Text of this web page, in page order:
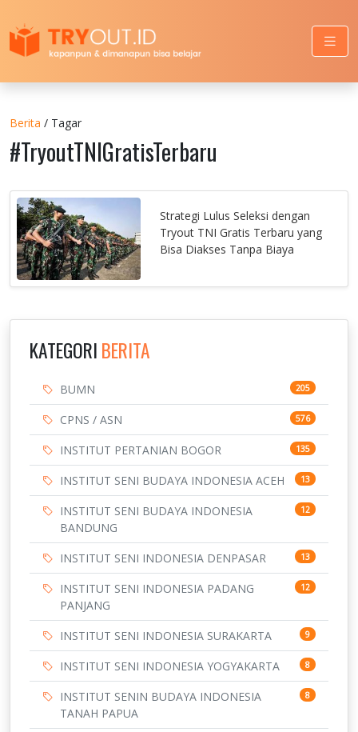
Berita / Tagar
#TryoutTNIGratisTerbaru
Strategi Lulus Seleksi dengan
Tryout TNI Gratis Terbaru yang
Bisa Diakses Tanpa Biaya
KATEGORI BERITA
BUMN 205
CPNS / ASN 576
INSTITUT PERTANIAN BOGOR 135
INSTITUT SENI BUDAYA INDONESIA ACEH 13
INSTITUT SENI BUDAYA INDONESIA
BANDUNG
12
INSTITUT SENI INDONESIA DENPASAR 13
INSTITUT SENI INDONESIA PADANG
PANJANG
12
INSTITUT SENI INDONESIA SURAKARTA 9
INSTITUT SENI INDONESIA YOGYAKARTA 8
INSTITUT SENIN BUDAYA INDONESIA
TANAH PAPUA
8